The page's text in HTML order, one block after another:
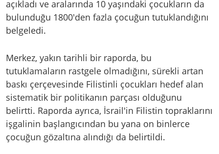
açıkladı ve aralarında 10 yaşındaki çocukların da
bulunduğu 1800'den fazla çocuğun tutuklandığını
belgeledi.
Merkez, yakın tarihli bir raporda, bu
tutuklamaların rastgele olmadığını, sürekli artan
baskı çerçevesinde Filistinli çocukları hedef alan
sistematik bir politikanın parçası olduğunu
belirtti. Raporda ayrıca, İsrail'in Filistin topraklarını
işgalinin başlangıcından bu yana on binlerce
çocuğun gözaltına alındığı da belirtildi.